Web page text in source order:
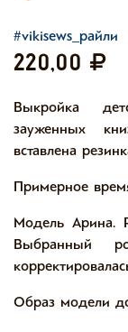
#vikisews_райли
220,00
Выкройка
зауженных
вставлена
Примерное
Модель
Выбранный
Образ модели